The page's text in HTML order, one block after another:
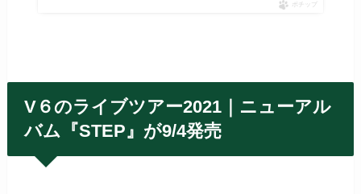
ポチップ
V６のライブツアー2021｜ニューアル
バム『STEP』が9/4発売